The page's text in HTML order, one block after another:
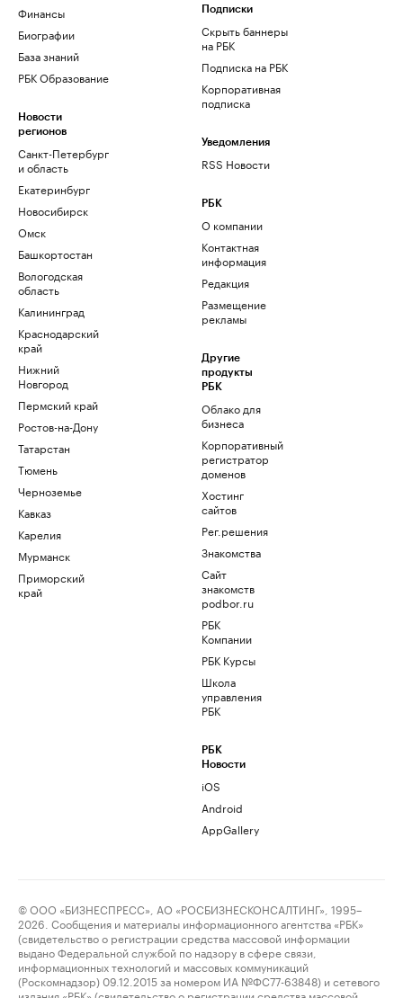
Финансы
Биографии
База знаний
РБК Образование
Новости
регионов
Санкт-Петербург
и область
Екатеринбург
Новосибирск
Омск
Башкортостан
Вологодская
область
Калининград
Краснодарский
край
Нижний
Новгород
Пермский край
Ростов-на-Дону
Татарстан
Тюмень
Черноземье
Кавказ
Карелия
Мурманск
Приморский
край
Подписки
Скрыть баннеры
на РБК
Подписка на РБК
Корпоративная
подписка
Уведомления
RSS Новости
РБК
О компании
Контактная
информация
Редакция
Размещение
рекламы
Другие
продукты
РБК
Облако для
бизнеса
Корпоративный
регистратор
доменов
Хостинг
сайтов
Рег.решения
Знакомства
Сайт
знакомств
podbor.ru
РБК
Компании
РБК Курсы
Школа
управления
РБК
РБК
Новости
iOS
Android
AppGallery
© ООО «БИЗНЕСПРЕСС», АО «РОСБИЗНЕСКОНСАЛТИНГ», 1995–
2026. Сообщения и материалы информационного агентства «РБК»
(свидетельство о регистрации средства массовой информации
выдано Федеральной службой по надзору в сфере связи,
информационных технологий и массовых коммуникаций
(Роскомнадзор) 09.12.2015 за номером ИА №ФС77-63848) и сетевого